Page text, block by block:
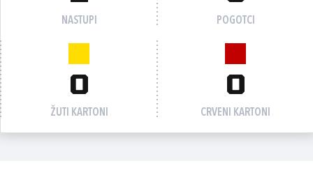
NASTUPI POGOTCI
0
ŽUTI KARTONI
0
CRVENI KARTONI